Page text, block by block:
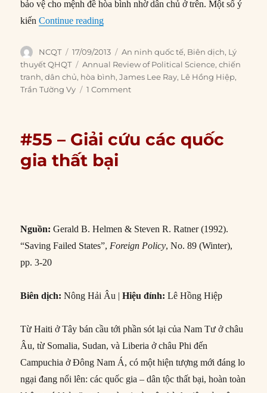
#55 – Giải cứu các quốc
gia thất bại
“Saving Failed States”,Foreign Policy , No. 89 (Winter),
pp. 3-20
Âu, từ Somalia, Sudan, và Liberia ở châu Phi đến
Campuchia ở Đông Nam Á, có một hiện tượng mới đáng lo
ngại đang nổi lên: các quốc gia – dân tộc thất bại, hoàn toàn
đồng quốc tế. Nội chiến, chính phủ tan vỡ, và thiếu thốn
debellatios , thuật ngữ được dùng mô tả tình trạng bị phá
hủy của Đức sau Chiến tranh thế giới lần thứ hai. Khi các
quốc gia này rơi vào tình trạng hỗn loạnContinue reading“#55 –